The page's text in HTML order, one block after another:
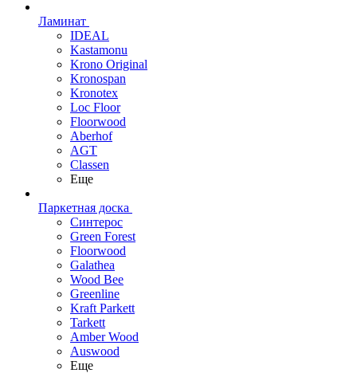
Ламинат
IDEAL
Kastamonu
Krono Original
Kronospan
Kronotex
Loc Floor
Floorwood
Aberhof
AGT
Classen
Еще
Паркетная доска
Синтерос
Green Forest
Floorwood
Galathea
Wood Bee
Greenline
Kraft Parkett
Tarkett
Amber Wood
Auswood
Еще